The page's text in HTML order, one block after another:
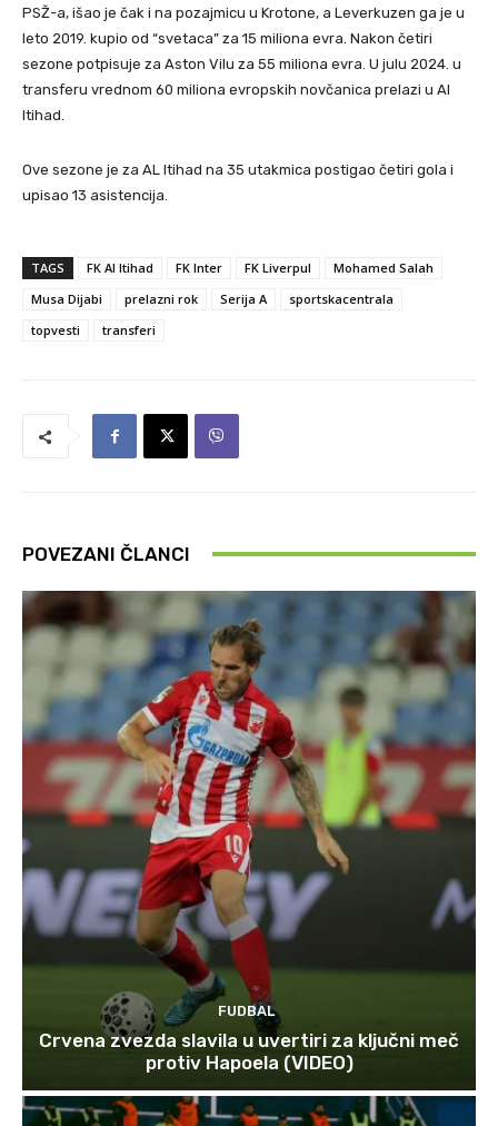
PSŽ-a, išao je čak i na pozajmicu u Krotone, a Leverkuzen ga je u
leto 2019. kupio od “svetaca” za 15 miliona evra. Nakon četiri
sezone potpisuje za Aston Vilu za 55 miliona evra. U julu 2024. u
transferu vrednom 60 miliona evropskih novčanica prelazi u Al
Itihad.
Ove sezone je za AL Itihad na 35 utakmica postigao četiri gola i
upisao 13 asistencija.
TAGS FK Al Itihad FK Inter FK Liverpul
Mohamed Salah
Musa Dijabi
prelazni rok Serija A
sportskacentrala
topvesti
transferi
POVEZANI ČLANCI
FUDBAL
Crvena zvezda slavila u uvertiri za ključni meč
protiv Hapoela (VIDEO)